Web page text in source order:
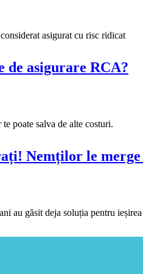
asigurat cu risc ridicat
de asigurare RCA?
poate salva de alte costuri.
Nemților le merge
au găsit deja soluția pentru